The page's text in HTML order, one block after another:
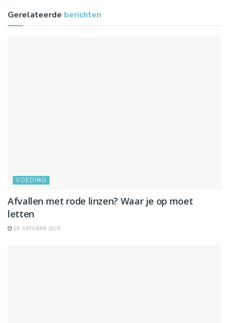
Gerelateerde berichten
VOEDING
Afvallen met rode linzen? Waar je op moet
letten
29 OKTOBER 2025